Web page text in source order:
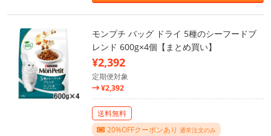
モンプチ バッグ ドライ 5種のシーフードブ
レンド 600g×4個【まとめ買い】
¥2,392
定期便対象
¥2,392
送料無料
20%OFFクーポンあり 通常注文のみ